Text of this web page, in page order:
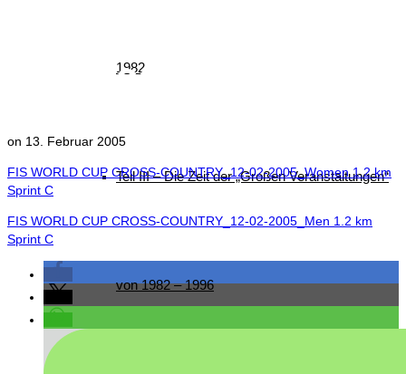
1982
Teil III – Die Zeit der „Großen Veranstaltungen“
von 1982 – 1996
13.02.2005
on 13. Februar 2005
FIS WORLD CUP CROSS-COUNTRY_12-02-2005_Women 1.2 km
Sprint C
FIS WORLD CUP CROSS-COUNTRY_12-02-2005_Men 1.2 km
Sprint C